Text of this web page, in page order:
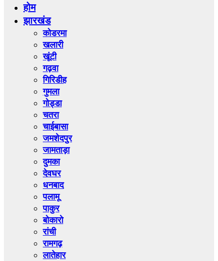
होम
झारखंड
कोडरमा
खलारी
खूंटी
गढ़वा
गिरिडीह
गुमला
गोड्डा
चतरा
चाईबासा
जमशेदपुर
जामताड़ा
दुमका
देवघर
धनबाद
पलामू
पाकुर
बोकारो
रांची
रामगढ़
लातेहार